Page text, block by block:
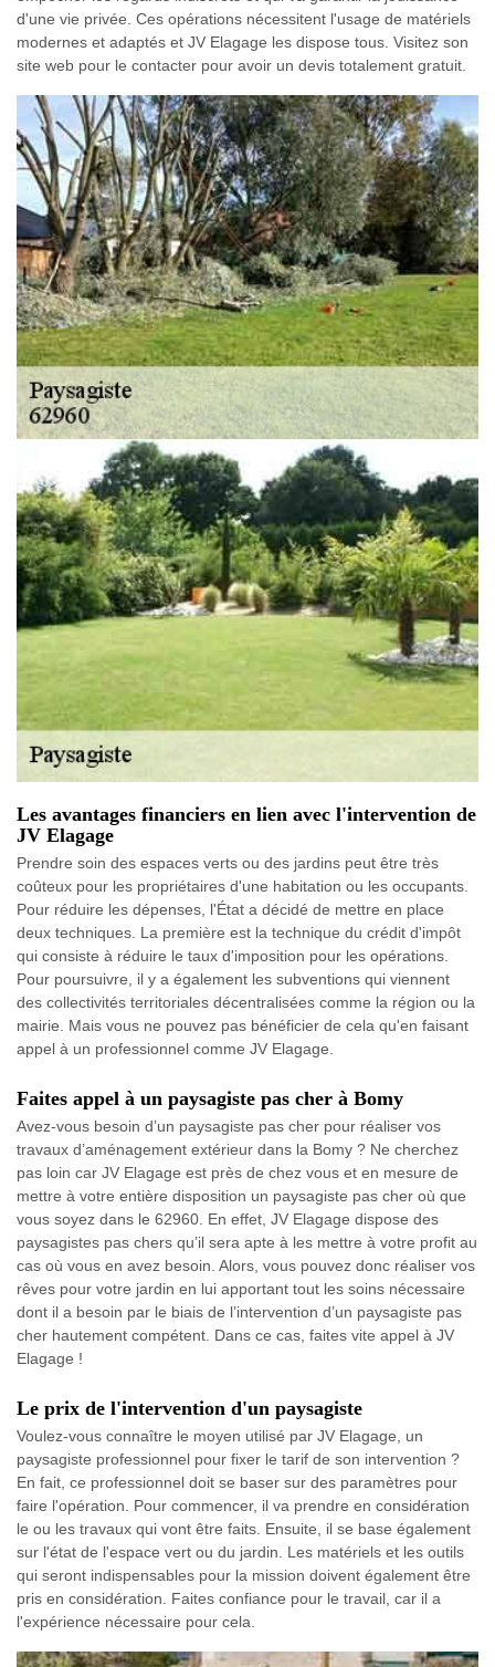
d'une vie privée. Ces opérations nécessitent l'usage de matériels
modernes et adaptés et JV Elagage les dispose tous. Visitez son
site web pour le contacter pour avoir un devis totalement gratuit.
Les avantages financiers en lien avec l'intervention de
JV Elagage
Prendre soin des espaces verts ou des jardins peut être très
coûteux pour les propriétaires d'une habitation ou les occupants.
Pour réduire les dépenses, l'État a décidé de mettre en place
deux techniques. La première est la technique du crédit d'impôt
qui consiste à réduire le taux d'imposition pour les opérations.
Pour poursuivre, il y a également les subventions qui viennent
des collectivités territoriales décentralisées comme la région ou la
mairie. Mais vous ne pouvez pas bénéficier de cela qu'en faisant
appel à un professionnel comme JV Elagage.
Faites appel à un paysagiste pas cher à Bomy
Avez-vous besoin d’un paysagiste pas cher pour réaliser vos
travaux d’aménagement extérieur dans la Bomy ? Ne cherchez
pas loin car JV Elagage est près de chez vous et en mesure de
mettre à votre entière disposition un paysagiste pas cher où que
vous soyez dans le 62960. En effet, JV Elagage dispose des
paysagistes pas chers qu’il sera apte à les mettre à votre profit au
cas où vous en avez besoin. Alors, vous pouvez donc réaliser vos
rêves pour votre jardin en lui apportant tout les soins nécessaire
dont il a besoin par le biais de l’intervention d’un paysagiste pas
cher hautement compétent. Dans ce cas, faites vite appel à JV
Elagage !
Le prix de l'intervention d'un paysagiste
Voulez-vous connaître le moyen utilisé par JV Elagage, un
paysagiste professionnel pour fixer le tarif de son intervention ?
En fait, ce professionnel doit se baser sur des paramètres pour
faire l'opération. Pour commencer, il va prendre en considération
le ou les travaux qui vont être faits. Ensuite, il se base également
sur l'état de l'espace vert ou du jardin. Les matériels et les outils
qui seront indispensables pour la mission doivent également être
pris en considération. Faites confiance pour le travail, car il a
l'expérience nécessaire pour cela.